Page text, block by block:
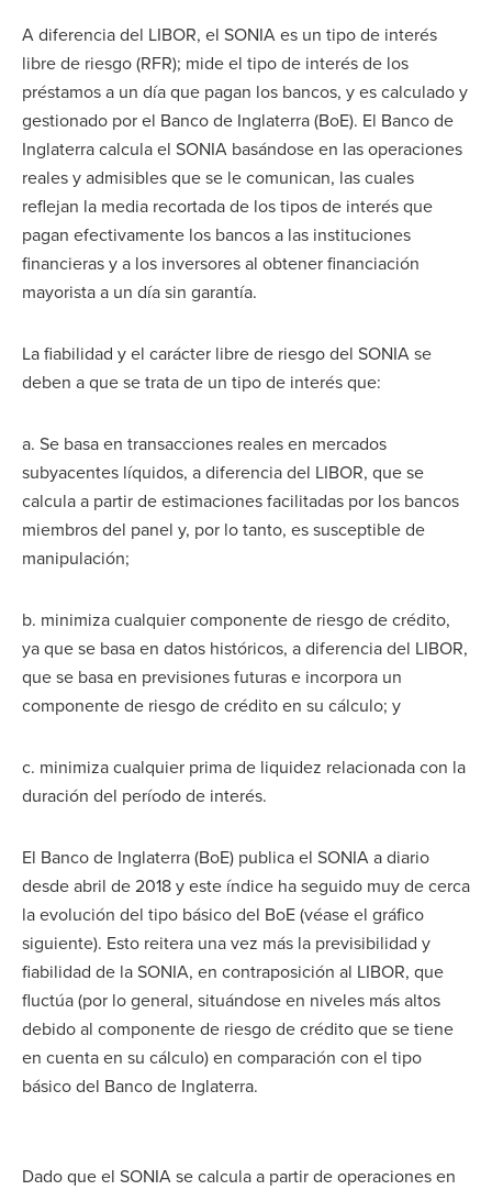
A diferencia del LIBOR, el SONIA es un tipo de interés
libre de riesgo (RFR); mide el tipo de interés de los
préstamos a un día que pagan los bancos, y es calculado y
gestionado por el Banco de Inglaterra (BoE). El Banco de
Inglaterra calcula el SONIA basándose en las operaciones
reales y admisibles que se le comunican, las cuales
reflejan la media recortada de los tipos de interés que
pagan efectivamente los bancos a las instituciones
financieras y a los inversores al obtener financiación
mayorista a un día sin garantía.
La fiabilidad y el carácter libre de riesgo del SONIA se
deben a que se trata de un tipo de interés que:
a. Se basa en transacciones reales en mercados
subyacentes líquidos, a diferencia del LIBOR, que se
calcula a partir de estimaciones facilitadas por los bancos
miembros del panel y, por lo tanto, es susceptible de
manipulación;
b. minimiza cualquier componente de riesgo de crédito,
ya que se basa en datos históricos, a diferencia del LIBOR,
que se basa en previsiones futuras e incorpora un
componente de riesgo de crédito en su cálculo; y
c. minimiza cualquier prima de liquidez relacionada con la
duración del período de interés.
El Banco de Inglaterra (BoE) publica el SONIA a diario
desde abril de 2018 y este índice ha seguido muy de cerca
la evolución del tipo básico del BoE (véase el gráfico
siguiente). Esto reitera una vez más la previsibilidad y
fiabilidad de la SONIA, en contraposición al LIBOR, que
fluctúa (por lo general, situándose en niveles más altos
debido al componente de riesgo de crédito que se tiene
en cuenta en su cálculo) en comparación con el tipo
básico del Banco de Inglaterra.
Dado que el SONIA se calcula a partir de operaciones en